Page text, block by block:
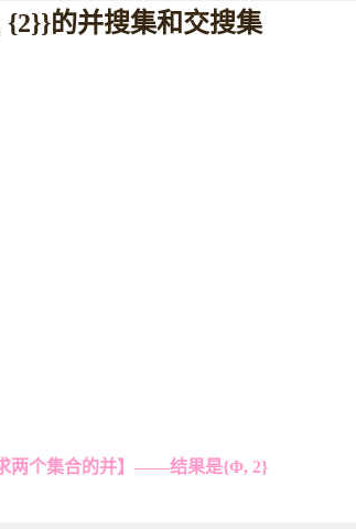
{2}}的并搜集和交搜集
两个集合的并】——结果是{Φ, 2}